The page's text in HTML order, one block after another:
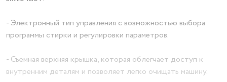
- Электронный тип управления с возможностью выбора
программы стирки и регулировки параметров.
- Съемная верхняя крышка, которая облегчает доступ к
внутренним деталям и позволяет легко очищать машину.